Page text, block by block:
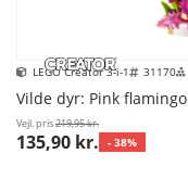
LEGO Creator 3-i-1 31170
Vilde dyr: Pink flamingo
Vejl. pris219,95 kr.
135,90 kr. - 38%